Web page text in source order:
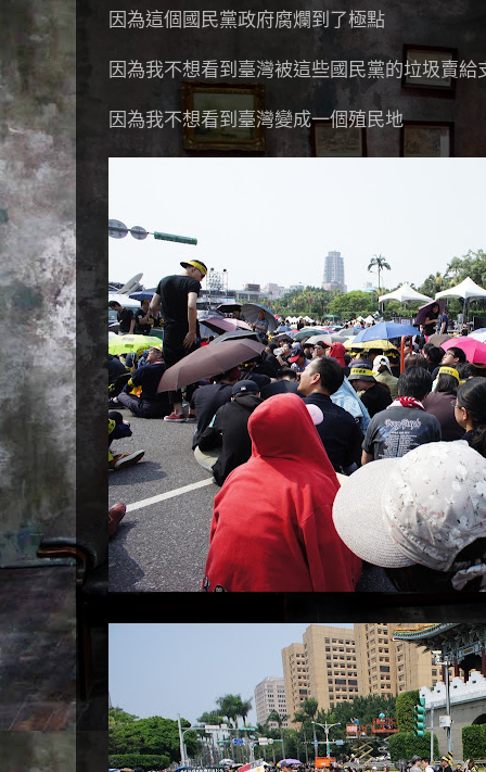
因為這個國民黨政府腐爛到了極點
因為我不想看到臺灣被這些國民黨的垃圾賣給
因為我不想看到臺灣變成一個殖民地